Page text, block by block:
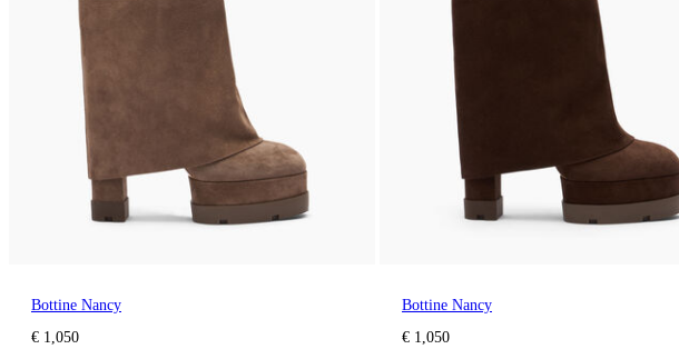
Bottine Nancy
€ 1,050
Bottine Nancy
€ 1,050